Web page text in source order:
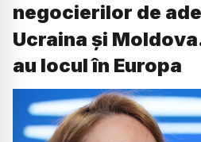
negocierilor de
Ucraina și
au locul în Europa